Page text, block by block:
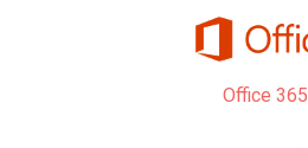
Office 365